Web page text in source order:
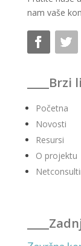
nam vaše
Početna
Novosti
Resursi
O projektu